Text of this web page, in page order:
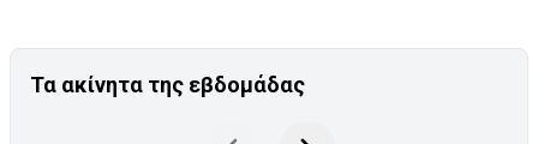
Τα ακίνητα της εβδομάδας